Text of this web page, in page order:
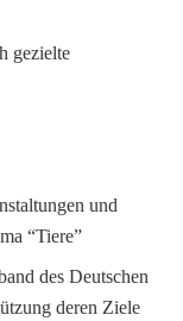
gezielte
und
“Tiere”
des Deutschen
deren Ziele